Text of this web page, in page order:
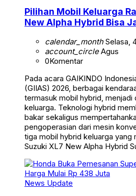
Pilihan Mobil Keluarga
New Alpha Hybrid Bisa
calendar_monthSelasa,
account_circleAgus
0Komentar
Pada acara GAIKINDO
(GIIAS) 2026, berbagai
termasuk mobil hybrid, menjadi
keluarga. Teknologi hybrid
bakar sekaligus
pengoperasian dari mesin
tiga mobil hybrid keluarga yang
Suzuki XL7 New Alpha Hybrid
News Update